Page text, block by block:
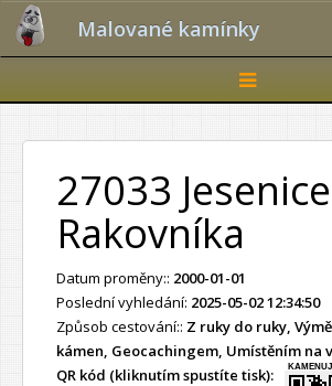
Malované kamínky
Toggle
27033
Rakovníka
Datum proměny:: 2000-01-01
Poslední vyhledání: 2025-05-02 12:34:50
Způsob cestování:: Z ruky do ruky,
kámen, Geocachingem, Umístěním na
QR kód (kliknutím spustíte tisk):